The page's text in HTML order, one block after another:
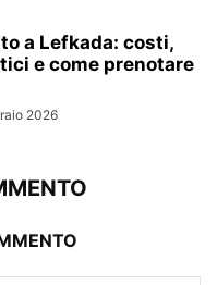
a Lefkada: costi,
e come prenotare
2026